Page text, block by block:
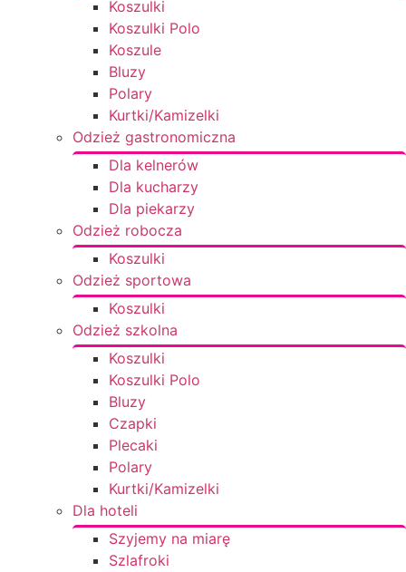
Koszulki
Koszulki Polo
Koszule
Bluzy
Polary
Kurtki/Kamizelki
Odzież gastronomiczna
Dla kelnerów
Dla kucharzy
Dla piekarzy
Odzież robocza
Koszulki
Odzież sportowa
Koszulki
Odzież szkolna
Koszulki
Koszulki Polo
Bluzy
Czapki
Plecaki
Polary
Kurtki/Kamizelki
Dla hoteli
Szyjemy na miarę
Szlafroki